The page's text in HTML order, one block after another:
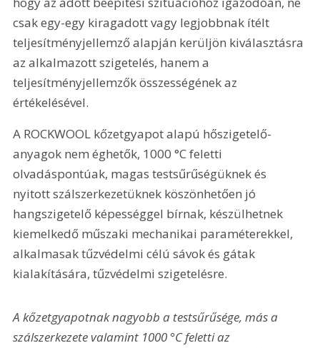
csak egy-egy kiragadott vagy legjobbnak ítélt
teljesítményjellemző alapján kerüljön kiválasztásra
az alkalmazott szigetelés, hanem a
teljesítményjellemzők összességének az
értékelésével.
A ROCKWOOL kőzetgyapot alapú hőszigetelő-
anyagok nem éghetők, 1000 °C feletti
olvadáspontúak, magas testsűrűségüknek és
nyitott szálszerkezetüknek köszönhetően jó
hangszigetelő képességgel bírnak, készülhetnek
kiemelkedő műszaki mechanikai paraméterekkel,
alkalmasak tűzvédelmi célú sávok és gátak
kialakítására, tűzvédelmi szigetelésre.
A kőzetgyapotnak nagyobb a testsűrűsége, más a
szálszerkezete valamint 1000 °C feletti az